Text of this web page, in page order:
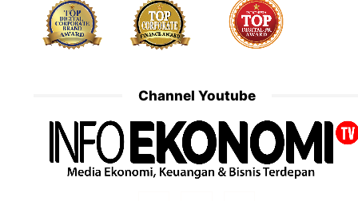
Channel Youtube